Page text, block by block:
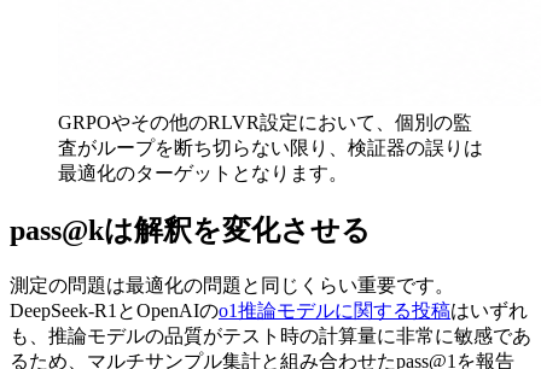
GRPOやその他のRLVR設定において、個別の監
査がループを断ち切らない限り、検証器の誤りは
最適化のターゲットとなります。
pass@kは解釈を変化させる
測定の問題は最適化の問題と同じくらい重要です。
DeepSeek-R1とOpenAIのo1推論モデルに関する投稿はいずれ
も、推論モデルの品質がテスト時の計算量に非常に敏感であ
るため、マルチサンプル集計と組み合わせたpass@1を報告